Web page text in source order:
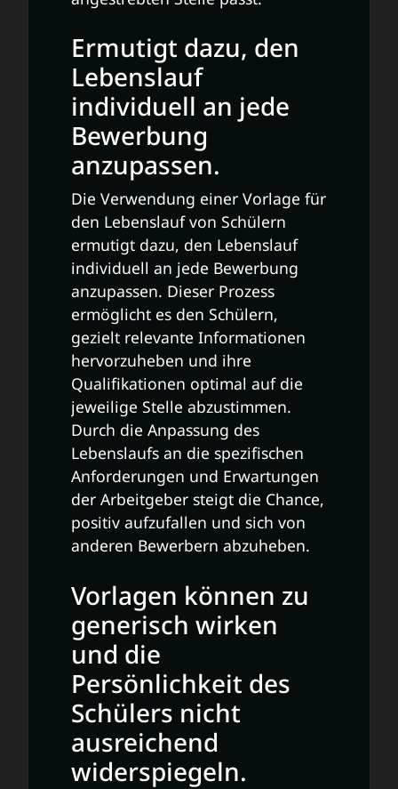
Ermutigt dazu, den
Lebenslauf
individuell an jede
Bewerbung
anzupassen.
Die Verwendung einer Vorlage für
den Lebenslauf von Schülern
ermutigt dazu, den Lebenslauf
individuell an jede Bewerbung
anzupassen. Dieser Prozess
ermöglicht es den Schülern,
gezielt relevante Informationen
hervorzuheben und ihre
Qualifikationen optimal auf die
jeweilige Stelle abzustimmen.
Durch die Anpassung des
Lebenslaufs an die spezifischen
Anforderungen und Erwartungen
der Arbeitgeber steigt die Chance,
positiv aufzufallen und sich von
anderen Bewerbern abzuheben.
Vorlagen können zu
generisch wirken
und die
Persönlichkeit des
Schülers nicht
ausreichend
widerspiegeln.